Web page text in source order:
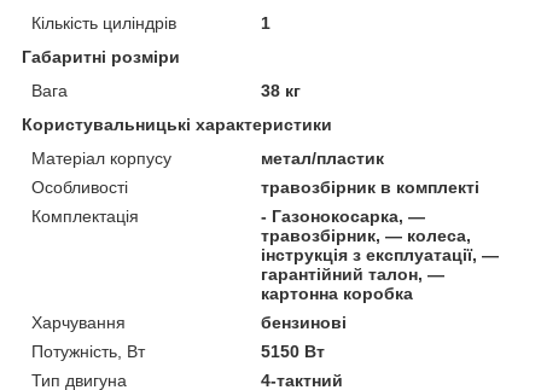
Кількість циліндрів
1
Габаритні розміри
Вага
38 кг
Користувальницькі характеристики
Матеріал корпусу
метал/пластик
Особливості
травозбірник в комплекті
Комплектація
- Газонокосарка, —
травозбірник, — колеса,
інструкція з експлуатації, —
гарантійний талон, —
картонна коробка
Харчування
бензинові
Потужність, Вт
5150 Вт
Тип двигуна
4-тактний